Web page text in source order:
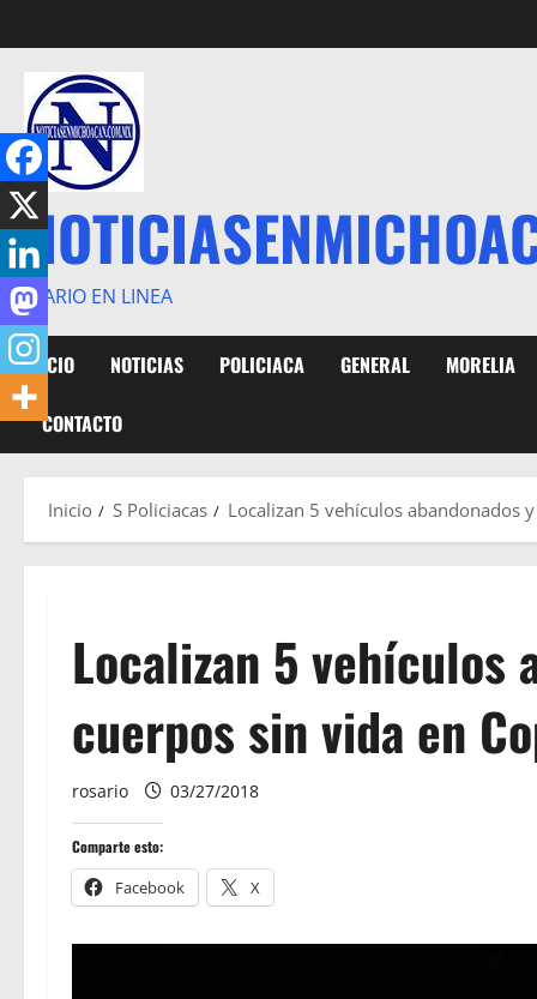
al
contenido
DIARIO EN LINEA
INICIO NOTICIAS POLICIACA GENERAL MORELIA
CONTACTO
Inicio S Policiacas Localizan 5 vehículos abandonados
Localizan 5 vehículos
cuerpos sin vida en
rosario 03/27/2018
Comparte esto:
Facebook X